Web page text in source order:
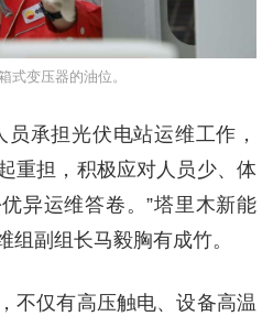
式变压器的油位。
承担光伏电站运维工作，
重担，积极应对人员少、体
异运维答卷。”塔里木新能
组副组长马毅胸有成竹。
不仅有高压触电、设备高温